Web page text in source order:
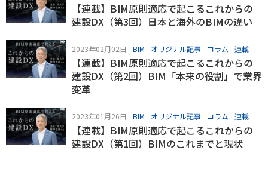
【連載】BIM原則適応で起こるこれからの
建設DX（第3回）日本と海外のBIMの違い
2023年02月02日 BIM オリジナル記事 コラム 連載
【連載】BIM原則適応で起こるこれからの
建設DX（第2回）BIM「本来の役割」で業界
変革
2023年01月26日 BIM オリジナル記事 コラム 連載
【連載】BIM原則適応で起こるこれからの
建設DX（第1回）BIMのこれまでと現状